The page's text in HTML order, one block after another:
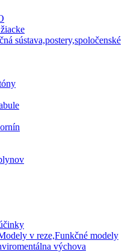
sústava,postery,spoločenské
v reze,Funkčné modely
výchova